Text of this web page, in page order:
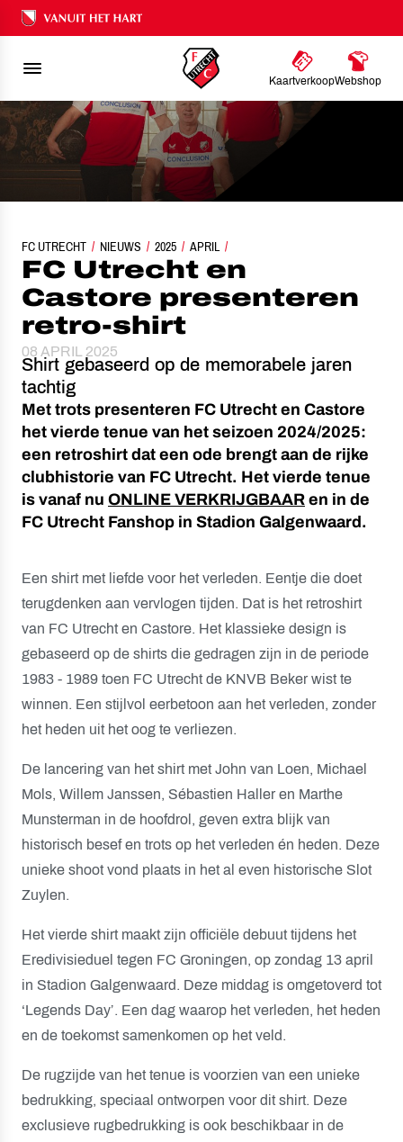
Ons nalatenschap
KaartverkoopWebshop
FC UTRECHT NIEUWS 2025 APRIL
FC UTRECHT EN CASTORE PRESENTEREN RETRO-SHIRT
FC Utrecht en
Castore presenteren
retro-shirt
08 APRIL 2025
Shirt gebaseerd op de memorabele jaren
tachtig
Met trots presenteren FC Utrecht en Castore
het vierde tenue van het seizoen 2024/2025:
een retroshirt dat een ode brengt aan de rijke
clubhistorie van FC Utrecht. Het vierde tenue
is vanaf nu ONLINE VERKRIJGBAAR en in de
FC Utrecht Fanshop in Stadion Galgenwaard.
Een shirt met liefde voor het verleden. Eentje die doet
terugdenken aan vervlogen tijden. Dat is het retroshirt
van FC Utrecht en Castore. Het klassieke design is
gebaseerd op de shirts die gedragen zijn in de periode
1983 - 1989 toen FC Utrecht de KNVB Beker wist te
winnen. Een stijlvol eerbetoon aan het verleden, zonder
het heden uit het oog te verliezen.
De lancering van het shirt met John van Loen, Michael
Mols, Willem Janssen, Sébastien Haller en Marthe
Munsterman in de hoofdrol, geven extra blijk van
historisch besef en trots op het verleden én heden. Deze
unieke shoot vond plaats in het al even historische Slot
Zuylen.
Het vierde shirt maakt zijn officiële debuut tijdens het
Eredivisieduel tegen FC Groningen, op zondag 13 april
in Stadion Galgenwaard. Deze middag is omgetoverd tot
‘Legends Day’. Een dag waarop het verleden, het heden
en de toekomst samenkomen op het veld.
De rugzijde van het tenue is voorzien van een unieke
bedrukking, speciaal ontworpen voor dit shirt. Deze
exclusieve rugbedrukking is ook beschikbaar in de